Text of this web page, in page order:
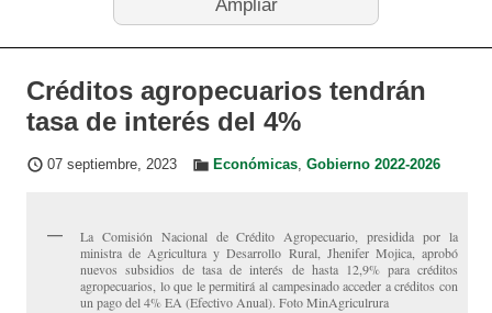
Ampliar
Créditos agropecuarios tendrán
tasa de interés del 4%
07 septiembre, 2023 Económicas, Gobierno 2022-2026
La Comisión Nacional de Crédito Agropecuario, presidida por la
ministra de Agricultura y Desarrollo Rural, Jhenifer Mojica, aprobó
nuevos subsidios de tasa de interés de hasta 12,9% para créditos
agropecuarios, lo que le permitirá al campesinado acceder a créditos con
un pago del 4% EA (Efectivo Anual). Foto MinAgriculrura